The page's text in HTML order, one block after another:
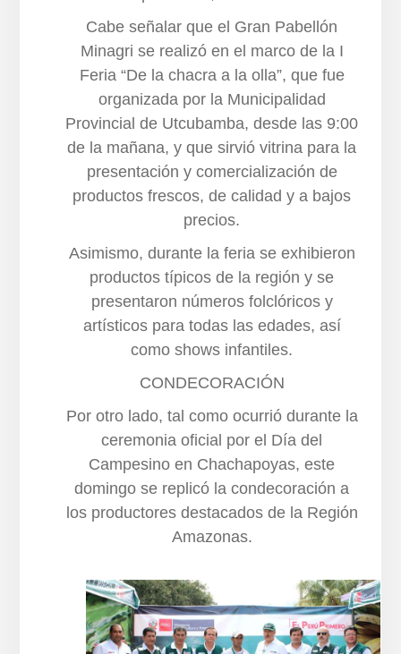
Cabe señalar que el Gran Pabellón
Minagri se realizó en el marco de la I
Feria “De la chacra a la olla”, que fue
organizada por la Municipalidad
Provincial de Utcubamba, desde las 9:00
de la mañana, y que sirvió vitrina para la
presentación y comercialización de
productos frescos, de calidad y a bajos
precios.
Asimismo, durante la feria se exhibieron
productos típicos de la región y se
presentaron números folclóricos y
artísticos para todas las edades, así
como shows infantiles.
CONDECORACIÓN
Por otro lado, tal como ocurrió durante la
ceremonia oficial por el Día del
Campesino en Chachapoyas, este
domingo se replicó la condecoración a
los productores destacados de la Región
Amazonas.